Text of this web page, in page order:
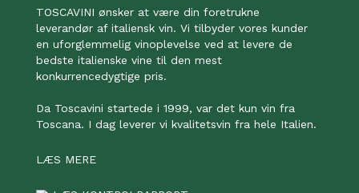
TOSCAVINI ønsker at være din foretrukne
leverandør af italiensk vin. Vi tilbyder vores kunder
en uforglemmelig vinoplevelse ved at levere de
bedste italienske vine til den mest
konkurrencedygtige pris.
Da Toscavini startede i 1999, var det kun vin fra
Toscana. I dag leverer vi kvalitetsvin fra hele Italien.
LÆS MERE